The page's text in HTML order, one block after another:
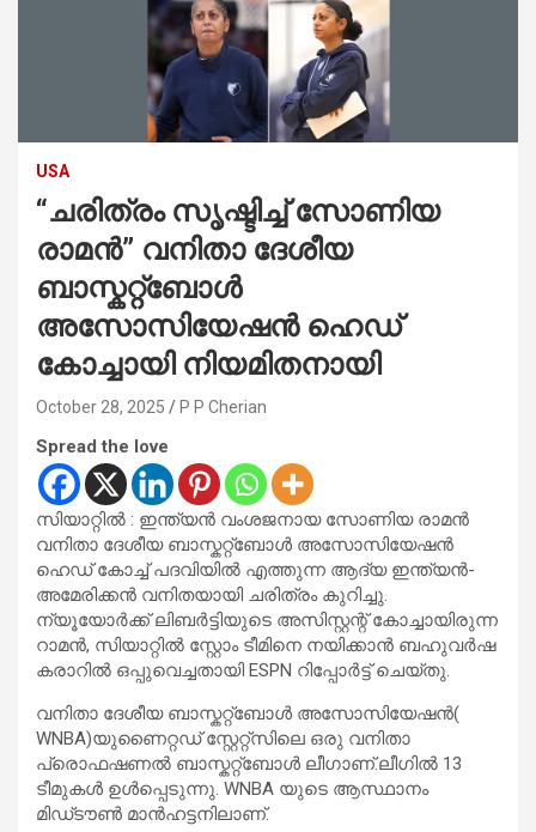
USA
“ചരിത്രം സൃഷ്ടിച്ച് സോണിയ
രാമൻ” വനിതാ ദേശീയ
ബാസ്കറ്റ്ബോൾ
അസോസിയേഷൻ ഹെഡ്
കോച്ചായി നിയമിതനായി
October 28, 2025 P P Cherian
Spread the love
സിയാറ്റിൽ : ഇന്ത്യൻ വംശജനായ സോണിയ രാമൻ
വനിതാ ദേശീയ ബാസ്കറ്റ്ബോൾ അസോസിയേഷൻ
ഹെഡ് കോച്ച് പദവിയിൽ എത്തുന്ന ആദ്യ ഇന്ത്യൻ-
അമേരിക്കൻ വനിതയായി ചരിത്രം കുറിച്ചു.
ന്യൂയോർക്ക് ലിബർട്ടിയുടെ അസിസ്റ്റന്റ് കോച്ചായിരുന്ന
റാമൻ, സിയാറ്റിൽ സ്റ്റോം ടീമിനെ നയിക്കാൻ ബഹുവർഷ
കരാറിൽ ഒപ്പുവെച്ചതായി ESPN റിപ്പോർട്ട് ചെയ്തു.
വനിതാ ദേശീയ ബാസ്കറ്റ്ബോൾ അസോസിയേഷൻ(
WNBA)യുണൈറ്റഡ് സ്റ്റേറ്റ്സിലെ ഒരു വനിതാ
പ്രൊഫഷണൽ ബാസ്കറ്റ്ബോൾ ലീഗാണ്.ലീഗിൽ 13
ടീമുകൾ ഉൾപ്പെടുന്നു. WNBA യുടെ ആസ്ഥാനം
മിഡ്‌ടൗൺ മാൻഹട്ടനിലാണ്.